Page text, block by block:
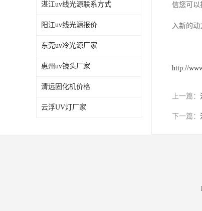
湛江uv线光源联系方式
阳江uv线光源报价
东莞uv冷光源厂家
惠州uv镜头厂家
清远固化机价格
云浮UV灯厂家
信您可以
入新的动
http://
上一篇：
下一篇：